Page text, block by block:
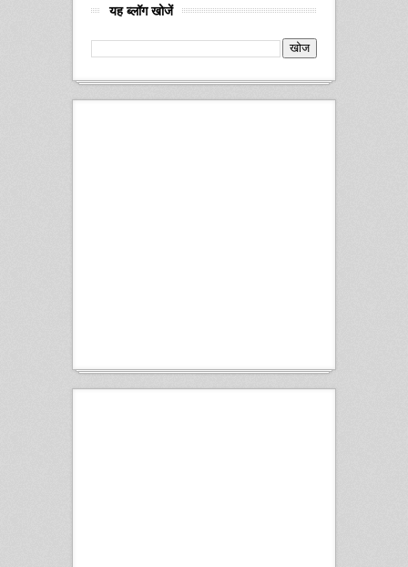
यह ब्लॉग खोजें